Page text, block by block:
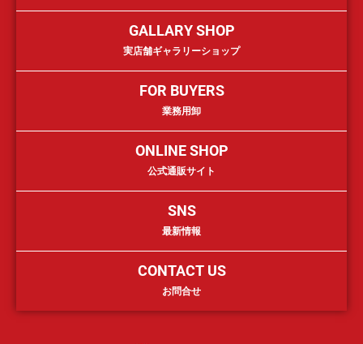
GALLARY SHOP
実店舗ギャラリーショップ
FOR BUYERS
業務用卸
ONLINE SHOP
公式通販サイト
SNS
最新情報
CONTACT US
お問合せ